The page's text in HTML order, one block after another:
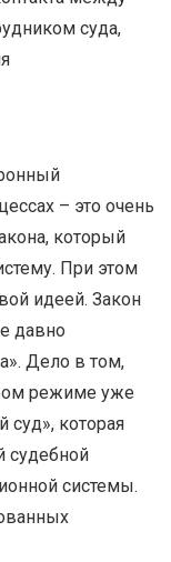
суда,
– это очень
который
При этом
идеей. Закон
давно
Дело в том,
режиме уже
суд», которая
судебной
системы.